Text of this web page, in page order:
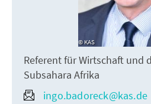
KAS
Referent für Wirtschaft und
Subsahara Afrika
ingo.badoreck@kas.de